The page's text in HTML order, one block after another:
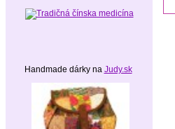
Handmade dárky na Judy.sk